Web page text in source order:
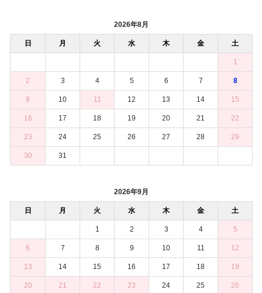
2026年8月
日 月 火 水 木 金 土
1
2 3 4 5 6 7 8
9 10 11 12 13 14 15
16 17 18 19 20 21 22
23 24 25 26 27 28 29
30 31
2026年9月
日 月 火 水 木 金 土
1 2 3 4 5
6 7 8 9 10 11 12
13 14 15 16 17 18 19
20 21 22 23 24 25 26